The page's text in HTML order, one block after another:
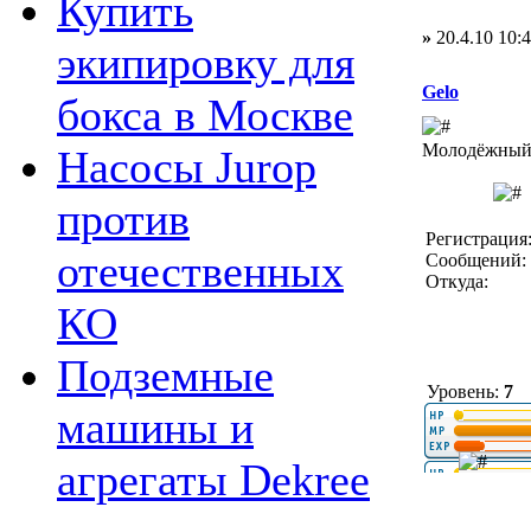
Купить
экипировку для
бокса в Москве
Насосы Jurop
против
отечественных
КО
Подземные
машины и
агрегаты Dekree
» 20.4.10
Gelo
Молодёжный
Сообщений:
Откуда:
Уровень: 7